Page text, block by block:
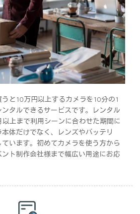
と10万円以上するカメラを10分の1
タルできるサービスです。レンタル
上まで利用シーンに合わせた期間に
体だけでなく、レンズやバッテリ
います。初めてカメラを使う方から
ト制作会社様まで幅広い用途にお応